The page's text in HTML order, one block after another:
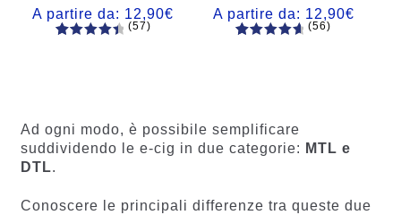
A partire da: 12,90€
recensio
ni
(57)
A partire da: 12,90€
recension
i
(56)
Ad ogni modo, è possibile semplificare
suddividendo le e-cig in due categorie: MTL e
DTL.
Conoscere le principali differenze tra queste due